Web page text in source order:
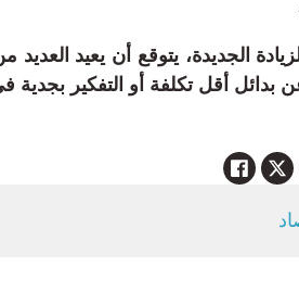
الجديدة، يتوقع أن يعيد العديد
بدائل أقل تكلفة أو التفكير بجدية